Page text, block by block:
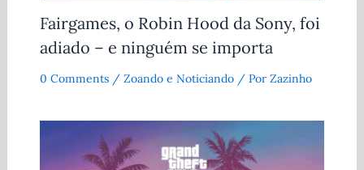
Fairgames, o Robin Hood da Sony, foi
adiado – e ninguém se importa
0 Comments / Zoando e Noticiando/ Por Zazinho